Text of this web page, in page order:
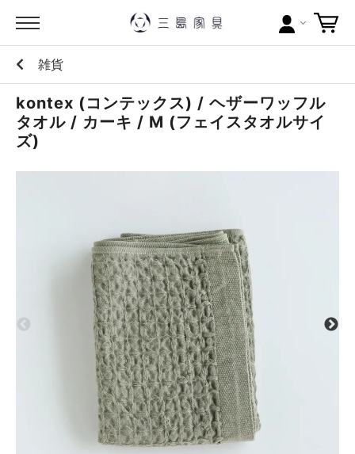
カテゴリー
ブランドから探す
ポイントについて
配送料について
ラッピングについて
メールマガジン
雑貨
kontex (コンテックス) / ヘザーワッフル
タオル / カーキ / M (フェイスタオルサイ
ズ)